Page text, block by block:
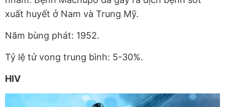
xuất huyết ở Nam và Trung Mỹ.
Năm bùng phát: 1952.
Tỷ lệ tử vong trung bình: 5-30%.
HIV